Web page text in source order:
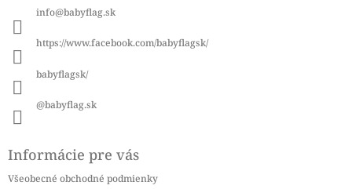
info@babyflag.sk
https://www.facebook.com/babyflagsk/
babyflagsk/
@babyflag.sk
Informácie pre vás
Všeobecné obchodné podmienky